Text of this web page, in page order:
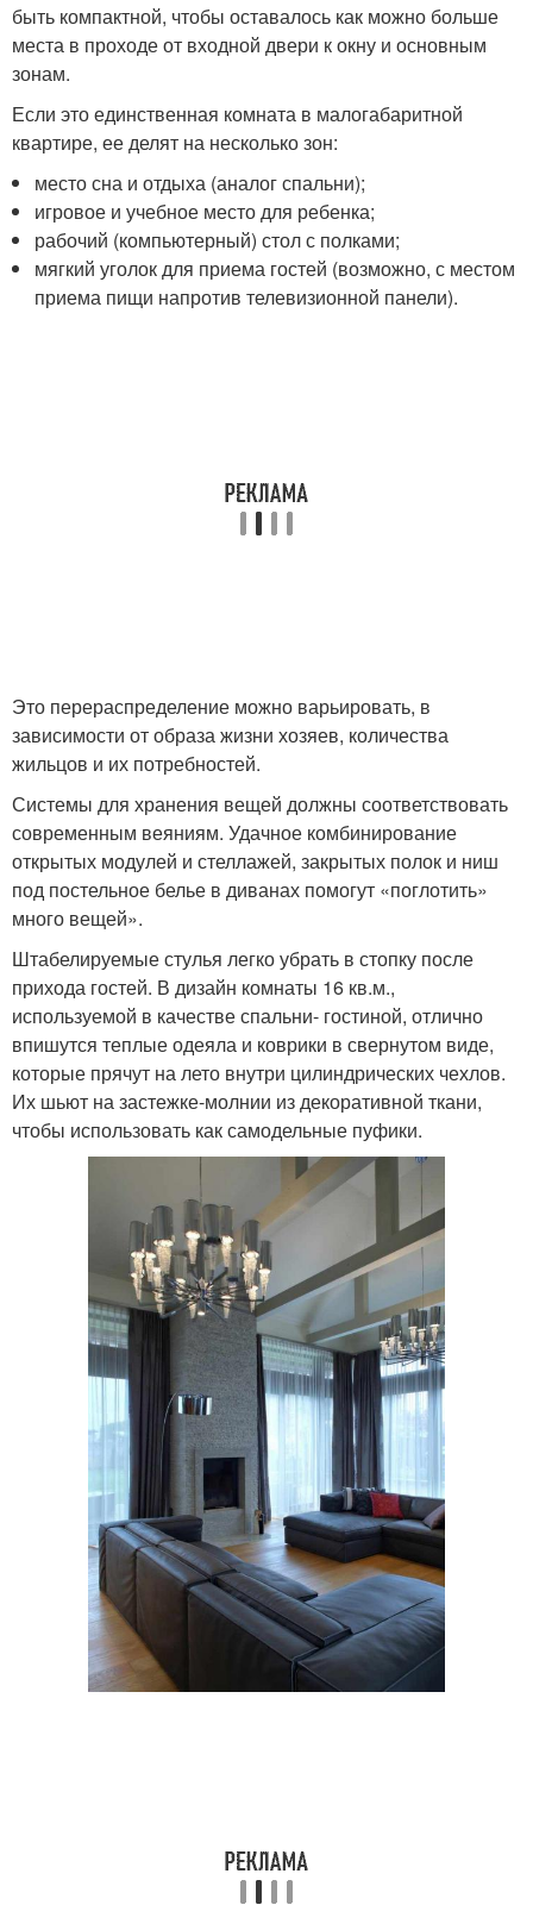
быть компактной, чтобы оставалось как можно больше
места в проходе от входной двери к окну и основным
зонам.
Если это единственная комната в малогабаритной
квартире, ее делят на несколько зон:
место сна и отдыха (аналог спальни);
игровое и учебное место для ребенка;
рабочий (компьютерный) стол с полками;
мягкий уголок для приема гостей (возможно, с местом
приема пищи напротив телевизионной панели).
Это перераспределение можно варьировать, в
зависимости от образа жизни хозяев, количества
жильцов и их потребностей.
Системы для хранения вещей должны соответствовать
современным веяниям. Удачное комбинирование
открытых модулей и стеллажей, закрытых полок и ниш
под постельное белье в диванах помогут «поглотить»
много вещей».
Штабелируемые стулья легко убрать в стопку после
прихода гостей. В дизайн комнаты 16 кв.м.,
используемой в качестве спальни- гостиной, отлично
впишутся теплые одеяла и коврики в свернутом виде,
которые прячут на лето внутри цилиндрических чехлов.
Их шьют на застежке-молнии из декоративной ткани,
чтобы использовать как самодельные пуфики.